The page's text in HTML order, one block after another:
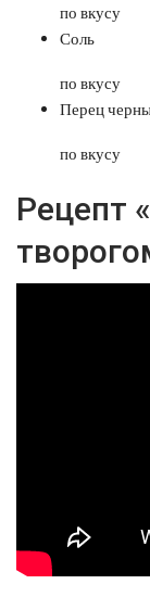
по вкусу
Соль
по вкусу
Перец
по вкусу
Рецепт